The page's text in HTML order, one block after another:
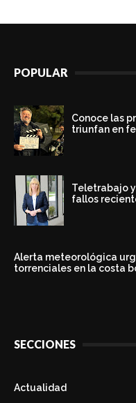
POPULAR
Conoce las
triunfan en
Teletrabajo
fallos
Alerta meteorológica
torrenciales en la costa
SECCIONES
Actualidad